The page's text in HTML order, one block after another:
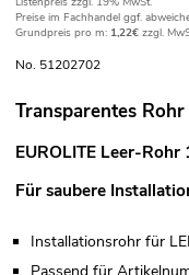
Preise im Fachhandel ggf.
Grundpreis pro m: 1,22€ zzgl.
No. 51202702
Transparentes Rohr
EUROLITE Leer-
Für saubere
Installationsrohr für